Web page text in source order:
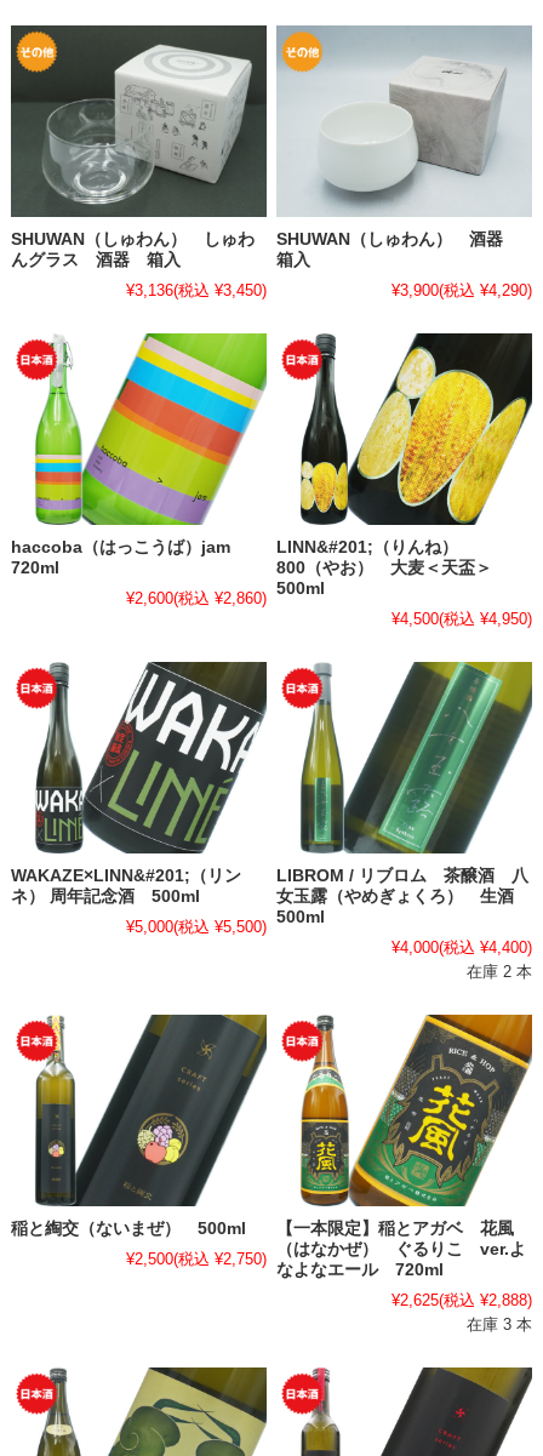
SHUWAN（しゅわん） しゅわ
んグラス 酒器 箱入
¥3,136(税込 ¥3,450)
SHUWAN（しゅわん） 酒器
箱入
¥3,900(税込 ¥4,290)
haccoba（はっこうば）jam
720ml
¥2,600(税込 ¥2,860)
LINN&#201;（りんね）
800（やお） 大麦＜天盃＞
500ml
¥4,500(税込 ¥4,950)
WAKAZE×LINN&#201;（リン
ネ） 周年記念酒 500ml
¥5,000(税込 ¥5,500)
LIBROM / リブロム 茶醸酒 八
女玉露（やめぎょくろ） 生酒
500ml
¥4,000(税込 ¥4,400)
在庫 2 本
稲と綯交（ないまぜ） 500ml
¥2,500(税込 ¥2,750)
【一本限定】稲とアガベ 花風
（はなかぜ） ぐるりこ ver.よ
なよなエール 720ml
¥2,625(税込 ¥2,888)
在庫 3 本